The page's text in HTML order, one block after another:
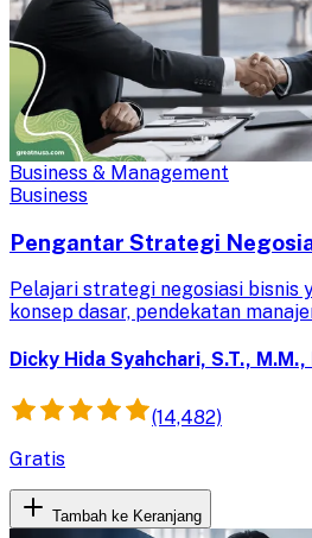
Business & Management
Business
Pengantar Strategi
Pelajari strategi negosiasi bisnis
konsep dasar, pendekatan
terbaik.
Dicky Hida Syahchari, S.T., M.M.,
(14,482)
Gratis
Tambah ke Keranjang